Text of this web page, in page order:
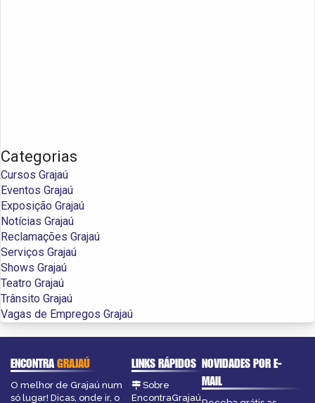
Categorias
Cursos Grajaú
Eventos Grajaú
Exposição Grajaú
Notícias Grajaú
Reclamações Grajaú
Serviços Grajaú
Shows Grajaú
Teatro Grajaú
Trânsito Grajaú
Vagas de Empregos Grajaú
ENCONTRAGRAJAÚ
O melhor de Grajaú num
só lugar! Dicas, onde ir, o
LINKS RÁPIDOS
Sobre
EncontraGrajaú
NOVIDADES POR E-
MAIL